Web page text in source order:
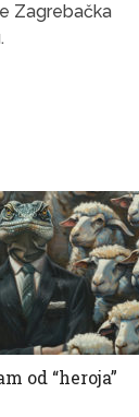
Zagrebačka
od “heroja”